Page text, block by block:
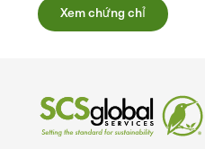
Xem chứng chỉ